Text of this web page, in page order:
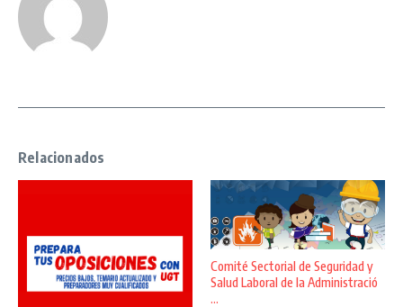
Relacionados
Comité Sectorial de Seguridad y
Salud Laboral de la Administració
...